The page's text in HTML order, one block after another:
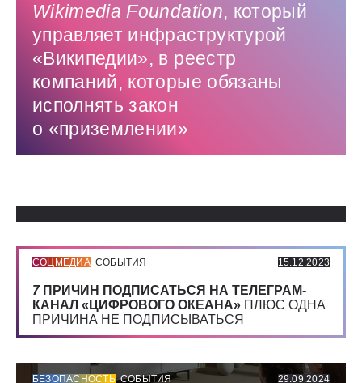
Wikimedia Foundation, который
управляет инфраструктурой
«Википедии», в реестр
компаний, которые обязаны
исполнять закон
о «приземлении»
СОЦМЕДИА СОБЫТИЯ 15.12.2023
7 ПРИЧИН ПОДПИСАТЬСЯ НА ТЕЛЕГРАМ-
КАНАЛ «ЦИФРОВОГО ОКЕАНА» ПЛЮС ОДНА
ПРИЧИНА НЕ ПОДПИСЫВАТЬСЯ
БЕЗОПАСНОСТЬ СОБЫТИЯ 29.09.2024